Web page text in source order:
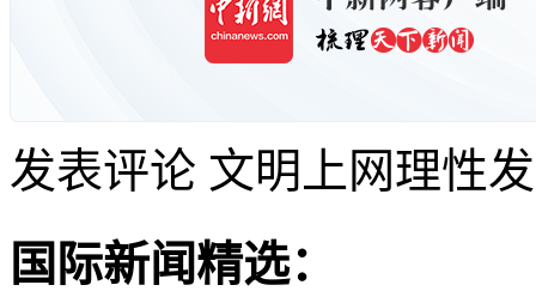
发表评论 文明上网理性
国际新闻精选：